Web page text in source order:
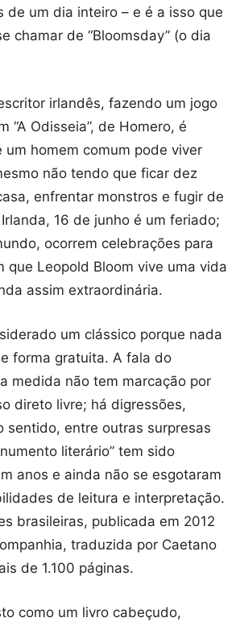
de um dia inteiro – e é a isso que
chamar de “Bloomsday” (o dia
irlandês, fazendo um jogo
“A Odisseia”, de Homero, é
um homem comum pode viver
não tendo que ficar dez
enfrentar monstros e fugir de
16 de junho é um feriado;
ocorrem celebrações para
que Leopold Bloom vive uma vida
assim extraordinária.
um clássico porque nada
forma gratuita. A fala do
medida não tem marcação por
direto livre; há digressões,
sentido, entre outras surpresas
literário” tem sido
anos e ainda não se esgotaram
de leitura e interpretação.
brasileiras, publicada em 2012
traduzida por Caetano
de 1.100 páginas.
como um livro cabeçudo,